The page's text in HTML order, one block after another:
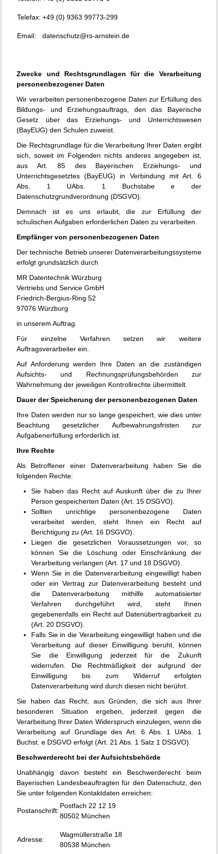
Telefax: +49 (0) 9363 99773-299
Email: datenschutz@rs-arnstein.de
Zwecke und Rechtsgrundlagen für die Verarbeitung
personenbezogener Daten
Wir verarbeiten personenbezogene Daten zur Erfüllung des
Bildungs- und Erziehungsauftrags, den das Bayerische
Gesetz über das Erziehungs- und Unterrichtswesen
(BayEUG) den Schulen zuweist.
Die Rechtsgrundlage für die Verarbeitung Ihrer Daten ergibt
sich, soweit im Folgenden nichts anderes angegeben ist,
aus Art. 85 des Bayerischen Erziehungs- und
Unterrichtsgesetztes (BayEUG) in Verbindung mit Art. 6
Abs. 1 UAbs. 1 Buchstabe e der
Datenschutzgrundverordnung (DSGVO).
Demnach ist es uns erlaubt, die zur Erfüllung der
schulischen Aufgaben erforderlichen Daten zu verarbeiten.
Empfänger von personenbezogenen Daten
Der technische Betrieb unserer Datenverarbeitungssysteme
erfolgt grundsätzlich durch
MR Datentechnik Würzburg
Vertriebs und Service GmbH
Friedrich-Bergius-Ring 52
97076 Würzburg
in unserem Auftrag.
Für einzelne Verfahren setzen wir weitere
Auftragsverarbeiter ein.
Auf Anforderung werden Ihre Daten an die zuständigen
Aufsichts- und Rechnungsprüfungsbehörden zur
Wahrnehmung der jeweiligen Kontrollrechte übermittelt.
Dauer der Speicherung der personenbezogenen Daten
Ihre Daten werden nur so lange gespeichert, wie dies unter
Beachtung gesetzlicher Aufbewahrungsfristen zur
Aufgabenerfüllung erforderlich ist.
Ihre Rechte
Als Betroffener einer Datenverarbeitung haben Sie die
folgenden Rechte:
Sie haben das Recht auf Auskunft über die zu Ihrer
Person gespeicherten Daten (Art. 15 DSGVO).
Sollten unrichtige personenbezogene Daten
verarbeitet werden, steht Ihnen ein Recht auf
Berichtigung zu (Art. 16 DSGVO).
Liegen die gesetzlichen Voraussetzungen vor, so
können Sie die Löschung oder Einschränkung der
Verarbeitung verlangen (Art. 17 und 18 DSGVO).
Wenn Sie in die Datenverarbeitung eingewilligt haben
oder ein Vertrag zur Datenverarbeitung besteht und
die Datenverarbeitung mithilfe automatisierter
Verfahren durchgeführt wird, steht Ihnen
gegebenenfalls ein Recht auf Datenübertragbarkeit zu
(Art. 20 DSGVO).
Falls Sie in die Verarbeitung eingewilligt haben und die
Verarbeitung auf dieser Einwilligung beruht, können
Sie die Einwilligung jederzeit für die Zukunft
widerrufen. Die Rechtmäßigkeit der aufgrund der
Einwilligung bis zum Widerruf erfolgten
Datenverarbeitung wird durch diesen nicht berührt.
Sie haben das Recht, aus Gründen, die sich aus Ihrer
besonderen Situation ergeben, jederzeit gegen die
Verarbeitung Ihrer Daten Widerspruch einzulegen, wenn die
Verarbeitung auf Grundlage des Art. 6 Abs. 1 UAbs. 1
Buchst. e DSGVO erfolgt (Art. 21 Abs. 1 Satz 1 DSGVO).
Beschwerderecht bei der Aufsichtsbehörde
Unabhängig davon besteht ein Beschwerderecht beim
Bayerischen Landesbeauftragten für den Datenschutz, den
Sie unter folgenden Kontaktdaten erreichen:
Postanschrift:
Postfach 22 12 19
80502 München
Adresse:
Wagmüllerstraße 18
80538 München